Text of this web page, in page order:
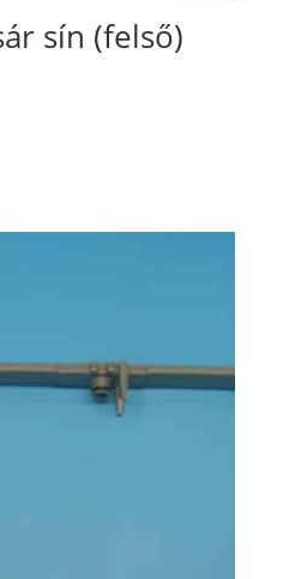
sín (felső)